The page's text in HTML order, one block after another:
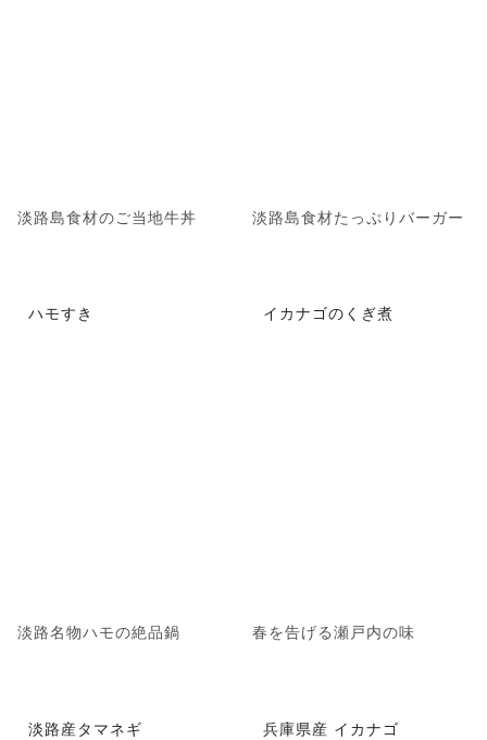
淡路島食材のご当地牛丼 淡路島食材たっぷりバーガー
ハモすき
淡路名物ハモの絶品鍋
イカナゴのくぎ煮
春を告げる瀬戸内の味
淡路産タマネギ 兵庫県産 イカナゴ